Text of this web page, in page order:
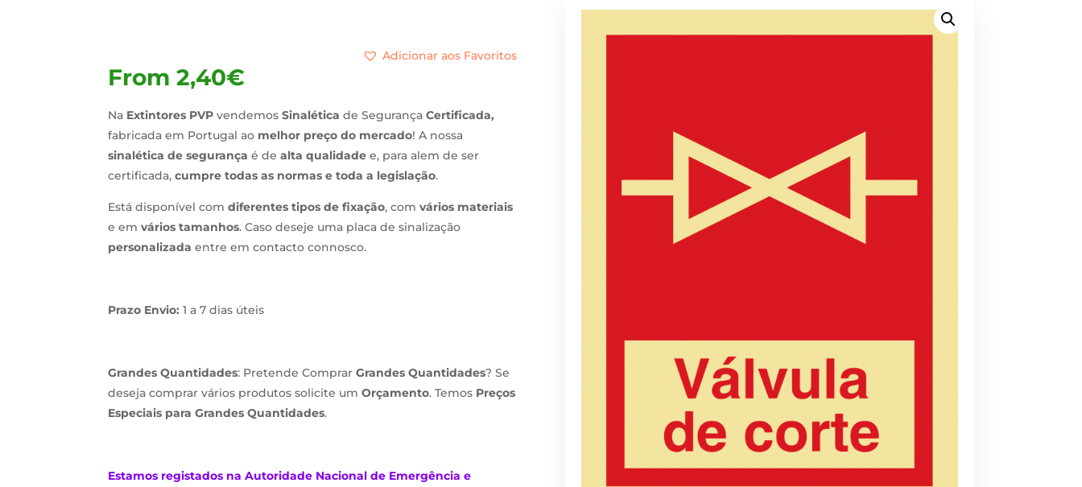
From 2,40€
Adicionar aos Favoritos
Na Extintores PVP vendemosSinalética de SegurançaCertificada,
fabricada em Portugal ao melhor preço do mercado! A nossa
sinalética de segurança é dealta qualidade e, para alem de ser
certificada,cumpre todas as normas e toda a legislação.
Está disponível comdiferentes tipos de fixação, comvários materiais
e emvários tamanhos. Caso deseje uma placa de sinalização
personalizada entre em contacto connosco.
Prazo Envio: 1 a 7 dias úteis
Grandes Quantidades: Pretende ComprarGrandes Quantidades? Se
deseja comprar vários produtos solicite umOrçamento. Temos Preços
Especiais para Grandes Quantidades.
Estamos registados na Autoridade Nacional de Emergência e